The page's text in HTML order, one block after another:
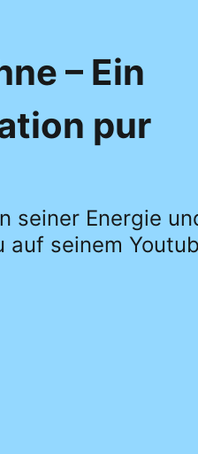
– Ein
pur
seiner Energie
seinem